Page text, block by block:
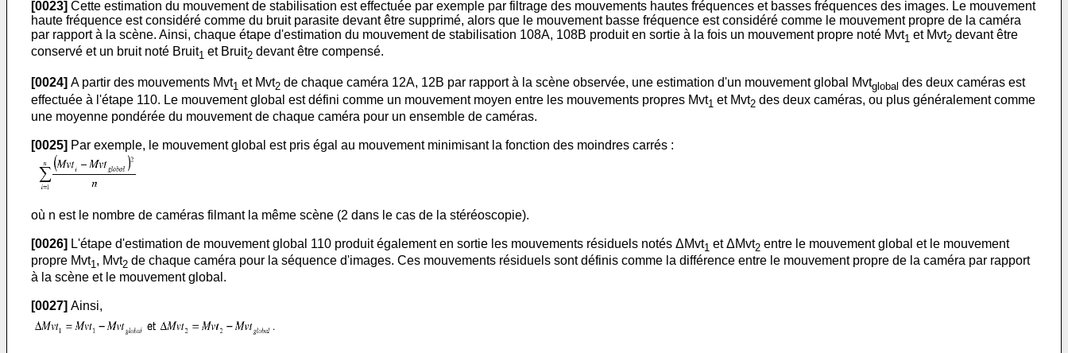
[0023] Cette estimation du mouvement de stabilisation est effectuée par exemple par filtrage des mouvements hautes fréquences et basses fréquences des images. Le mouvement
haute fréquence est considéré comme du bruit parasite devant être supprimé, alors que le mouvement basse fréquence est considéré comme le mouvement propre de la caméra
par rapport à la scène. Ainsi, chaque étape d'estimation du mouvement de stabilisation 108A, 108B produit en sortie à la fois un mouvement propre noté Mvt1 et Mvt2 devant être
conservé et un bruit noté Bruit1 et Bruit2 devant être compensé.
[0024] A partir des mouvements Mvt1 et Mvt2 de chaque caméra 12A, 12B par rapport à la scène observée, une estimation d'un mouvement global Mvtglobal des deux caméras est
effectuée à l'étape 110. Le mouvement global est défini comme un mouvement moyen entre les mouvements propres Mvt1 et Mvt2 des deux caméras, ou plus généralement comme
une moyenne pondérée du mouvement de chaque caméra pour un ensemble de caméras.
[0025] Par exemple, le mouvement global est pris égal au mouvement minimisant la fonction des moindres carrés :
où n est le nombre de caméras filmant la même scène (2 dans le cas de la stéréoscopie).
[0026] L'étape d'estimation de mouvement global 110 produit également en sortie les mouvements résiduels notés ΔMvt1 et ΔMvt2 entre le mouvement global et le mouvement
propre Mvt1, Mvt2 de chaque caméra pour la séquence d'images. Ces mouvements résiduels sont définis comme la différence entre le mouvement propre de la caméra par rapport
à la scène et le mouvement global.
[0027] Ainsi,